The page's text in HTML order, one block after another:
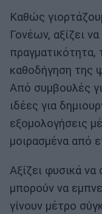
Καθώς
Γονέων, αξίζει
πραγματικότητα,
καθοδήγηση της
Από συμβουλές
ιδέες για
εξομολογήσεις
μοιρασμένα από
Αξίζει φυσικά
μπορούν να
γίνουν μέτρο